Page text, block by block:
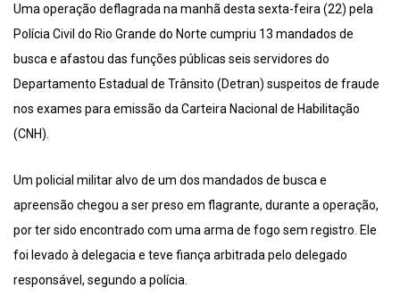
Uma operação deflagrada na manhã desta sexta-feira (22) pela
Polícia Civil do Rio Grande do Norte cumpriu 13 mandados de
busca e afastou das funções públicas seis servidores do
Departamento Estadual de Trânsito (Detran) suspeitos de fraude
nos exames para emissão da Carteira Nacional de Habilitação
(CNH).
Um policial militar alvo de um dos mandados de busca e
apreensão chegou a ser preso em flagrante, durante a operação,
por ter sido encontrado com uma arma de fogo sem registro. Ele
foi levado à delegacia e teve fiança arbitrada pelo delegado
responsável, segundo a polícia.